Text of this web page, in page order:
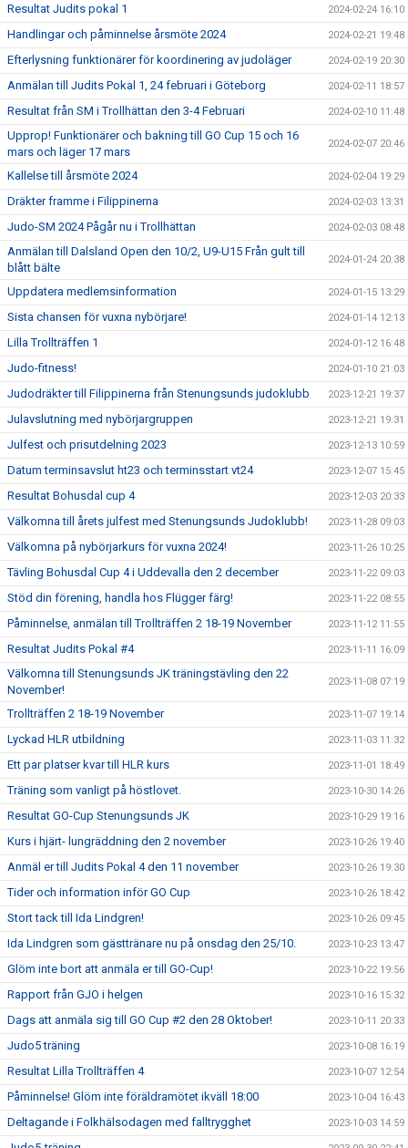
Resultat Judits pokal 1 2024-02-24 16:10
Handlingar och påminnelse årsmöte 2024 2024-02-21 19:48
Efterlysning funktionärer för koordinering av judoläger 2024-02-19 20:30
Anmälan till Judits Pokal 1, 24 februari i Göteborg 2024-02-11 18:57
Resultat från SM i Trollhättan den 3-4 Februari 2024-02-10 11:48
Upprop! Funktionärer och bakning till GO Cup 15 och 16
mars och läger 17 mars
2024-02-07 20:46
Kallelse till årsmöte 2024 2024-02-04 19:29
Dräkter framme i Filippinerna 2024-02-03 13:31
Judo-SM 2024 Pågår nu i Trollhättan 2024-02-03 08:48
Anmälan till Dalsland Open den 10/2, U9-U15 Från gult till
blått bälte
2024-01-24 20:38
Uppdatera medlemsinformation 2024-01-15 13:29
Sista chansen för vuxna nybörjare! 2024-01-14 12:13
Lilla Trollträffen 1 2024-01-12 16:48
Judo-fitness! 2024-01-10 21:03
Judodräkter till Filippinerna från Stenungsunds judoklubb 2023-12-21 19:37
Julavslutning med nybörjargruppen 2023-12-21 19:31
Julfest och prisutdelning 2023 2023-12-13 10:59
Datum terminsavslut ht23 och terminsstart vt24 2023-12-07 15:45
Resultat Bohusdal cup 4 2023-12-03 20:33
Välkomna till årets julfest med Stenungsunds Judoklubb! 2023-11-28 09:03
Välkomna på nybörjarkurs för vuxna 2024! 2023-11-26 10:25
Tävling Bohusdal Cup 4 i Uddevalla den 2 december 2023-11-22 09:03
Stöd din förening, handla hos Flügger färg! 2023-11-22 08:55
Påminnelse, anmälan till Trollträffen 2 18-19 November 2023-11-12 11:55
Resultat Judits Pokal #4 2023-11-11 16:09
Välkomna till Stenungsunds JK träningstävling den 22
November!
2023-11-08 07:19
Trollträffen 2 18-19 November 2023-11-07 19:14
Lyckad HLR utbildning 2023-11-03 11:32
Ett par platser kvar till HLR kurs 2023-11-01 18:49
Träning som vanligt på höstlovet. 2023-10-30 14:26
Resultat GO-Cup Stenungsunds JK 2023-10-29 19:16
Kurs i hjärt- lungräddning den 2 november 2023-10-26 19:40
Anmäl er till Judits Pokal 4 den 11 november 2023-10-26 19:30
Tider och information inför GO Cup 2023-10-26 18:42
Stort tack till Ida Lindgren! 2023-10-26 09:45
Ida Lindgren som gästtränare nu på onsdag den 25/10. 2023-10-23 13:47
Glöm inte bort att anmäla er till GO-Cup! 2023-10-22 19:56
Rapport från GJO i helgen 2023-10-16 15:32
Dags att anmäla sig till GO Cup #2 den 28 Oktober! 2023-10-11 20:33
Judo5 träning 2023-10-08 16:19
Resultat Lilla Trollträffen 4 2023-10-07 12:54
Påminnelse! Glöm inte föräldramötet ikväll 18:00 2023-10-04 16:43
Deltagande i Folkhälsodagen med falltrygghet 2023-10-03 14:59